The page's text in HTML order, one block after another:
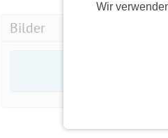
Wir
Mitglieder dieser Gruppe stehen
und sonstige Neuigkeiten
Mir bekannte Müsis und
Bilder